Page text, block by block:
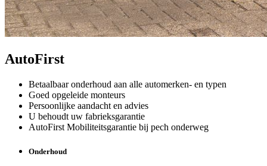
AutoFirst
Betaalbaar onderhoud aan alle automerken- en typen
Goed opgeleide monteurs
Persoonlijke aandacht en advies
U behoudt uw fabrieksgarantie
AutoFirst Mobiliteitsgarantie bij pech onderweg
Onderhoud